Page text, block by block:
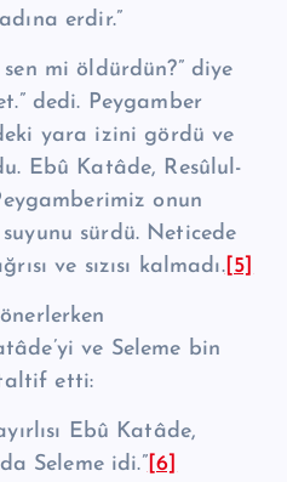
erdir.”
sen mi öldürdün?” diye
dedi. Pey­gamber
yara izini gördü ve
Ebû Katâde, Re­sû­lul­
onun
sürdü. Neticede
ve sızısı kalmadı.[5]
ve Seleme bin
taltif etti:
Ebû Katâde,
Sele­me idi.” [6]